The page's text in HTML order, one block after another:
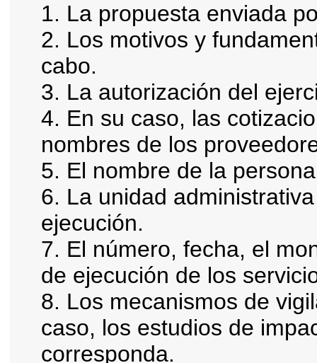
1. La propuesta enviada
2. Los motivos y
cabo.
3. La autorización del
4. En su caso, las
nombres de los
5. El nombre de la
6. La unidad
ejecución.
7. El número, fecha, el
de ejecución de los
8. Los mecanismos de
caso, los estudios de
corresponda.